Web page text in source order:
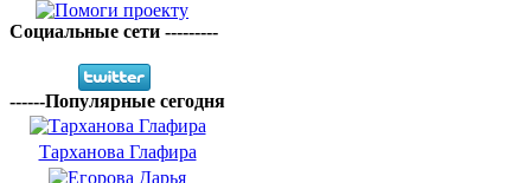
Социальные сети ---------
------Популярные сегодня
Тарханова Глафира